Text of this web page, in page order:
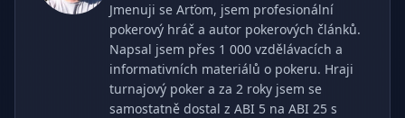
Jmenuji se Arťom, jsem profesionální
pokerový hráč a autor pokerových článků.
Napsal jsem přes 1 000 vzdělávacích a
informativních materiálů o pokeru. Hraji
turnajový poker a za 2 roky jsem se
samostatně dostal z ABI 5 na ABI 25 s